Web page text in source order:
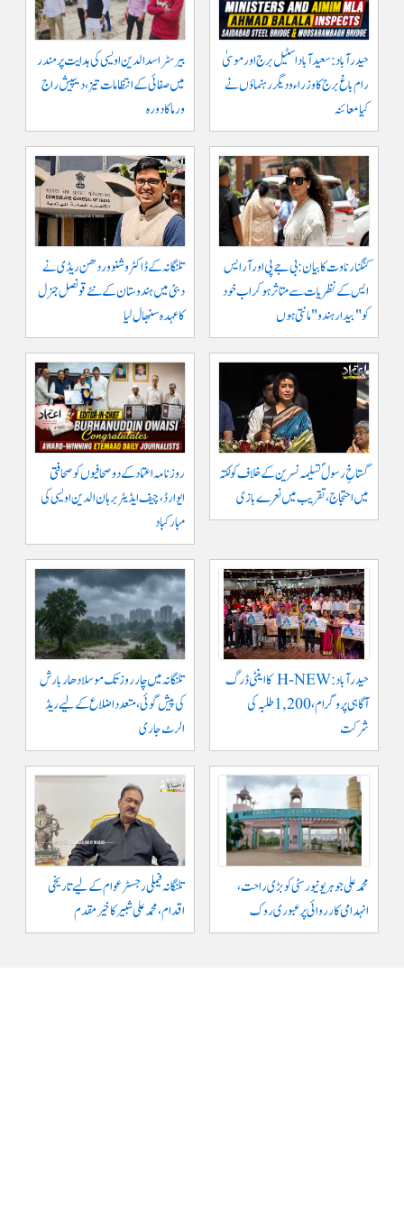
حیدرآباد: سعیدآباد اسٹیل برج اور موسیٰ
رام باغ برج کا وزراء و دیگر رہنماؤں نے
کیا معائنہ
بیرسٹر اسدالدین اویسی کی ہدایت پر مندر
میں صفائی کے انتظامات تیز، دیپیش راج
ورما کا دورہ
کنگنا رناوت کا بیان: بی جے پی اور آر ایس
ایس کے نظریات سے متاثر ہو کر اب خود
کو "بیدار ہندو" مانتی ہوں
تلنگانہ کے ڈاکٹر وشنو وردھن ریڈی نے
دبئی میں ہندوستان کے نئے قونصل جنرل
کا عہدہ سنبھال لیا
گستاخِ رسولؐ تسلیمہ نسرین کے خلاف کولکتہ
میں احتجاج، تقریب میں نعرے بازی
روزنامہ اعتماد کے دو صحافیوں کو صحافتی
ایوارڈ، چیف ایڈیٹر برہان الدین اویسی کی
مبارکباد
حیدرآباد: H-NEW کا اینٹی ڈرگ
آگاہی پروگرام، 1,200 طلبہ کی
شرکت
تلنگانہ میں چار روز تک موسلادھار بارش
کی پیش گوئی، متعدد اضلاع کے لیے ریڈ
الرٹ جاری
محمد علی جوہر یونیورسٹی کو بڑی راحت،
انہدامی کارروائی پر عبوری روک
تلنگانہ فیملی رجسٹر عوام کے لیے تاریخی
اقدام، محمد علی شبیر کا خیرمقدم